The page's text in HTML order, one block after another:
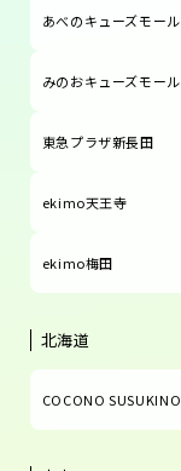
あべのキューズモール
みのおキューズモール
東急プラザ新長田
ekimo天王寺
ekimo梅田
北海道
COCONO SUSUKINO